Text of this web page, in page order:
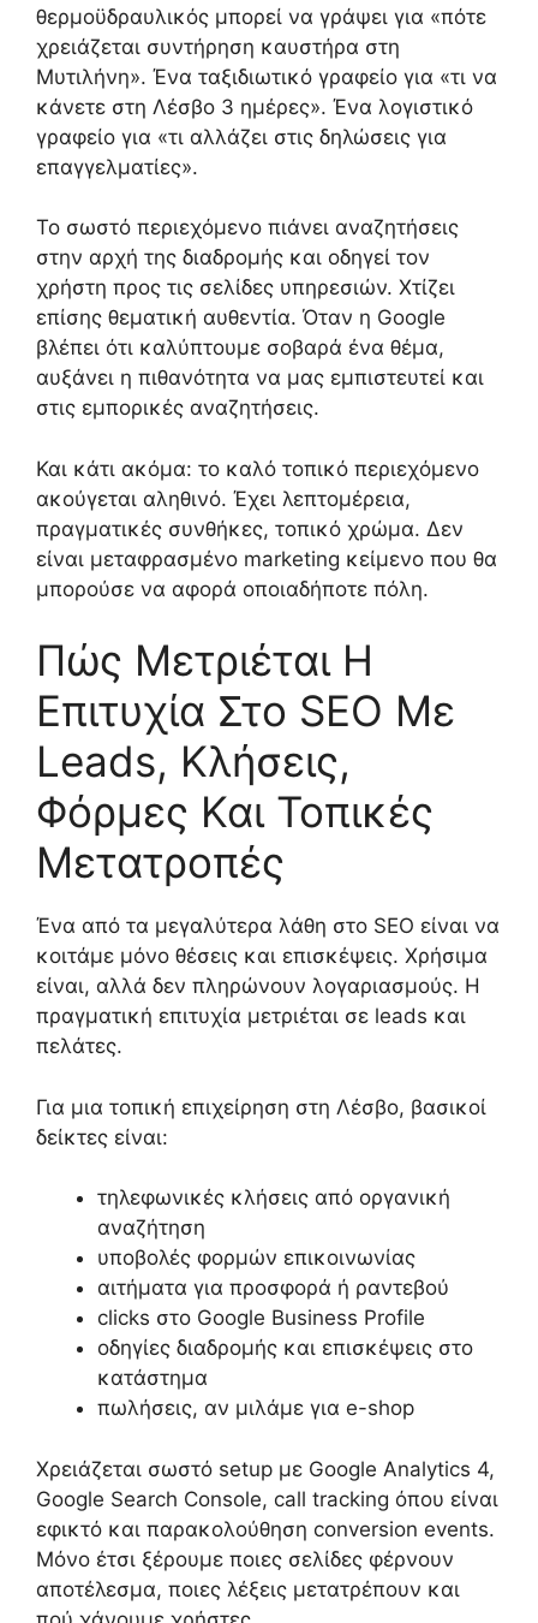
θερμοϋδραυλικός μπορεί να γράψει για «πότε
χρειάζεται συντήρηση καυστήρα στη
Μυτιλήνη». Ένα ταξιδιωτικό γραφείο για «τι να
κάνετε στη Λέσβο 3 ημέρες». Ένα λογιστικό
γραφείο για «τι αλλάζει στις δηλώσεις για
επαγγελματίες».
Το σωστό περιεχόμενο πιάνει αναζητήσεις
στην αρχή της διαδρομής και οδηγεί τον
χρήστη προς τις σελίδες υπηρεσιών. Χτίζει
επίσης θεματική αυθεντία. Όταν η Google
βλέπει ότι καλύπτουμε σοβαρά ένα θέμα,
αυξάνει η πιθανότητα να μας εμπιστευτεί και
στις εμπορικές αναζητήσεις.
Και κάτι ακόμα: το καλό τοπικό περιεχόμενο
ακούγεται αληθινό. Έχει λεπτομέρεια,
πραγματικές συνθήκες, τοπικό χρώμα. Δεν
είναι μεταφρασμένο marketing κείμενο που θα
μπορούσε να αφορά οποιαδήποτε πόλη.
Πώς Μετριέται Η
Επιτυχία Στο SEO Με
Leads, Κλήσεις,
Φόρμες Και Τοπικές
Μετατροπές
Ένα από τα μεγαλύτερα λάθη στο SEO είναι να
κοιτάμε μόνο θέσεις και επισκέψεις. Χρήσιμα
είναι, αλλά δεν πληρώνουν λογαριασμούς. Η
πραγματική επιτυχία μετριέται σε leads και
πελάτες.
Για μια τοπική επιχείρηση στη Λέσβο, βασικοί
δείκτες είναι:
τηλεφωνικές κλήσεις από οργανική
αναζήτηση
υποβολές φορμών επικοινωνίας
αιτήματα για προσφορά ή ραντεβού
clicks στο Google Business Profile
οδηγίες διαδρομής και επισκέψεις στο
κατάστημα
πωλήσεις, αν μιλάμε για e-shop
Χρειάζεται σωστό setup με Google Analytics 4,
Google Search Console, call tracking όπου είναι
εφικτό και παρακολούθηση conversion events.
Μόνο έτσι ξέρουμε ποιες σελίδες φέρνουν
αποτέλεσμα, ποιες λέξεις μετατρέπουν και